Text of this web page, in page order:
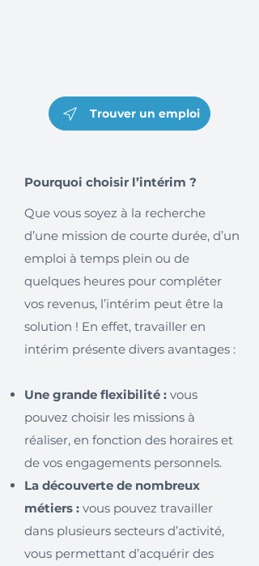
Trouver un emploi
Pourquoi choisir l’intérim ?
Que vous soyez à la recherche
d’une mission de courte durée, d’un
emploi à temps plein ou de
quelques heures pour compléter
vos revenus, l’intérim peut être la
solution ! En effet, travailler en
intérim présente divers avantages :
Une grande flexibilité : vous
pouvez choisir les missions à
réaliser, en fonction des horaires et
de vos engagements personnels.
La découverte de nombreux
métiers : vous pouvez travailler
dans plusieurs secteurs d’activité,
vous permettant d’acquérir des